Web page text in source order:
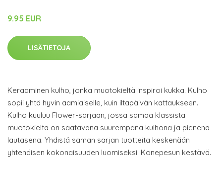
9.95 EUR
LISÄTIETOJA
Keraaminen kulho, jonka muotokieltä inspiroi kukka. Kulho
sopii yhtä hyvin aamiaiselle, kuin iltapäivän kattaukseen.
Kulho kuuluu Flower-sarjaan, jossa samaa klassista
muotokieltä on saatavana suurempana kulhona ja pienenä
lautasena. Yhdistä saman sarjan tuotteita keskenään
yhtenäisen kokonaisuuden luomiseksi. Konepesun kestävä.